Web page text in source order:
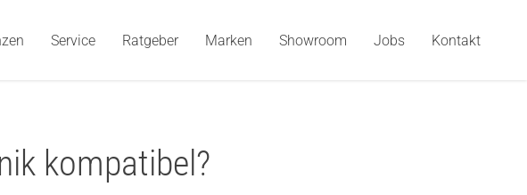
Service Ratgeber Marken Showroom Jobs Kontakt
kompatibel?